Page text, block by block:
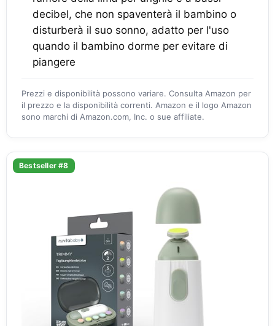
decibel, che non spaventerà il bambino o
disturberà il suo sonno, adatto per l'uso
quando il bambino dorme per evitare di
piangere
Prezzi e disponibilità possono variare. Consulta Amazon per
il prezzo e la disponibilità correnti. Amazon e il logo Amazon
sono marchi di Amazon.com, Inc. o sue affiliate.
Bestseller #8